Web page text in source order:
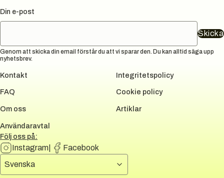
Din e-post
Skicka
Genom att skicka din email förstår du att vi sparar den. Du kan alltid säga upp
nyhetsbrev.
Kontakt
FAQ
Om oss
Användaravtal
Integritetspolicy
Cookie policy
Artiklar
Följ oss på:
Instagram
Facebook
Välj språk
Svenska